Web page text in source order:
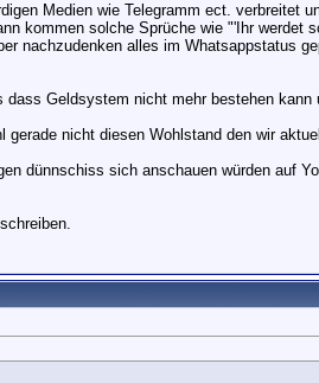
Medien wie Telegramm ect.
kommen solche Sprüche wie "'Ihr werdet
nachzudenken alles im Whatsappstatus
Geldsystem nicht mehr bestehen
gerade nicht diesen Wohlstand den wir
dünnschiss sich anschauen würden auf